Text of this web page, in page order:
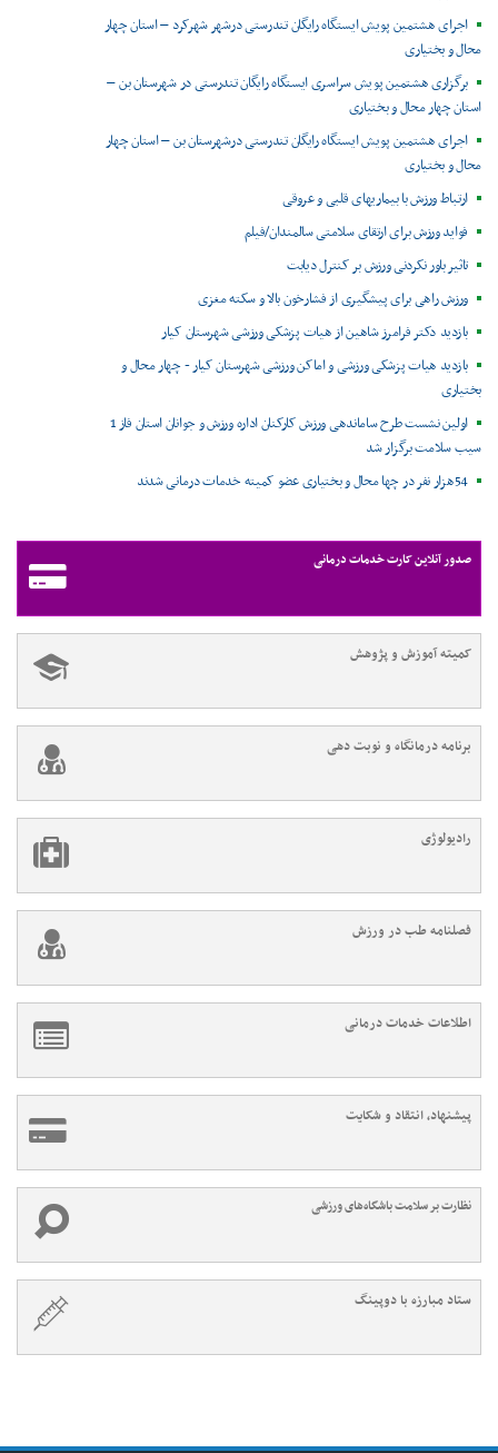
اجرای هشتمین پویش ایستگاه رایگان تندرستی درشهر شهرکرد – استان چهار
محال و بختیاری
برگزاری هشتمین پویش سراسری ایستگاه رایگان تندرستی در شهرستان بن –
استان چهار محال و بختیاری
اجرای هشتمین پویش ایستگاه رایگان تندرستی درشهرستان بن – استان چهار
محال و بختیاری
ارتباط ورزش با بیماریهای قلبی و عروقی
فواید ورزش برای ارتقای سلامتی سالمندان/فیلم
تاثیر باور نکردنی ورزش بر کنترل دیابت
ورزش راهی برای پیشگیری از فشارخون بالا و سکته مغزی
بازدید دکتر فرامرز شاهین از هیات پزشکی ورزشی شهرستان کیار
بازدید هیات پزشکی ورزشی و اماکن ورزشی شهرستان کیار - چهار محال و
بختیاری
اولین نشست طرح ساماندهی ورزش کارکنان اداره ورزش و جوانان استان فاز 1
سیب سلامت برگزار شد
54هزار نفر در چها محال و بختیاری عضو کمیته خدمات درمانی شدند
صدور آنلاین کارت خدمات درمانی
کمیته آموزش و پژوهش
برنامه درمانگاه و نوبت دهی
رادیولوژی
فصلنامه طب در ورزش
اطلاعات خدمات درمانی
پیشنهاد، انتقاد و شکایت
نظارت بر سلامت باشگاه‌های ورزشی
ستاد مبارزه با دوپینگ